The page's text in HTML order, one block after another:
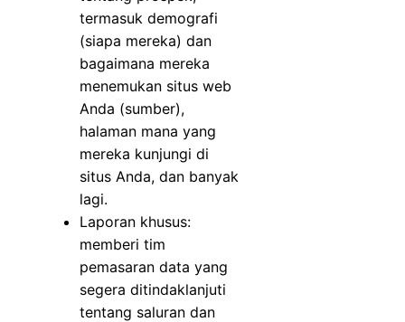
termasuk demografi
(siapa mereka) dan
bagaimana mereka
menemukan situs web
Anda (sumber),
halaman mana yang
mereka kunjungi di
situs Anda, dan banyak
lagi.
Laporan khusus:
memberi tim
pemasaran data yang
segera ditindaklanjuti
tentang saluran dan